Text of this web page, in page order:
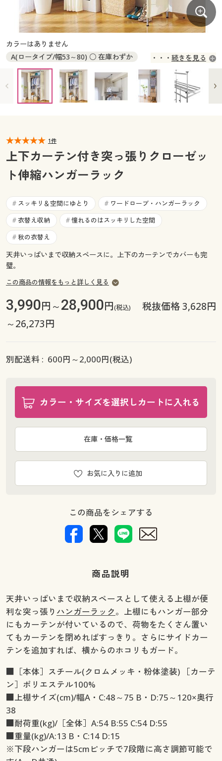
大きいサイズ メンズ
大きいサイズ 事務・制服
カタログ
カタログ・チラシからのご注文
デジタルカタログ
カタログ無料プレゼント
マイページ
閲覧履歴
お気に入り
サポート
ご利用ガイド
よくある質問とお問い合わせ
大きいサイズ 事務・制服
カタログ・チラシからのご注文
デジタルカタログ
カタログ無料プレゼント
会員メニュー
閲覧履歴
お気に入り
ご利用ガイド
よくある質問とお問い合わせ
カラーはありません
A(ロータイプ/幅53～80) ○ 在庫わずか
C(ハイタイプ/幅53～80) ○ 在庫わずか
E(サイドカーテン/ロー用) ○ 在庫わずか
F(サイドカーテン/ハイ用) ○ 在庫わずか
続きを見る
1件
上下カーテン付き突っ張りクローゼッ
ト伸縮ハンガーラック
# スッキリ＆空間にゆとり # ワードローブ・ハンガーラック
# 衣替え収納 # 憧れるのはスッキリした空間
# 秋の衣替え
天井いっぱいまで収納スペースに。上下のカーテンでカバーも完
璧。
この商品の情報をもっと詳しく見る
3,990円～28,900円(税込)
税抜価格 3,628円
～26,273円
別配送料 : 600円～2,000円(税込)
カラー・サイズを選択しカートに入れる
お気に入りに追加
在庫・価格一覧
この商品をシェアする
商品説明
天井いっぱいまで収納スペースとして使える上棚が便
利な突っ張り ハンガーラック。上棚にもハンガー部分
にもカーテンが付いているので、荷物をたくさん置い
てもカーテンを閉めればすっきり。さらにサイドカー
テンを追加すれば、横からのホコリもガード。
■［本体］スチール(クロムメッキ・粉体塗装) ［カーテ
ン］ポリエステル100%
■上棚サイズ(cm)/幅A・C:48～75 B・D:75～120×奥行
38
■耐荷重(kg)/［全体］A:54 B:55 C:54 D:55
■重量(kg)/A:13 B・C:14 D:15
※下段ハンガーは5cmピッチで7段階に高さ調節可能で